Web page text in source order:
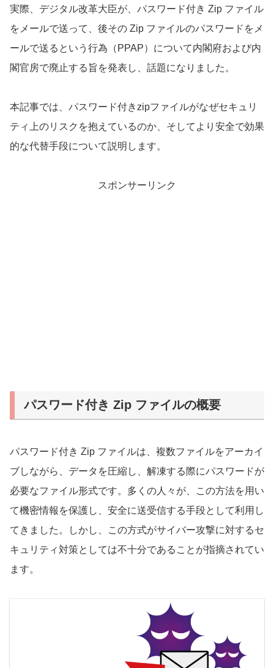
実際、デジタル改革大臣が、パスワード付き Zip ファイル
をメールで送って、後その Zip ファイルのパスワードをメ
ールで送るという行為（PPAP）について内閣府および内
閣官房で廃止する旨を発表し、話題になりました。
本記事では、パスワード付きzipファイルがなぜセキュリ
ティ上のリスクを抱えているのか、そしてより安全で効果
的な代替手段について説明します。
スポンサーリンク
パスワード付き Zip ファイルの概要
パスワード付き Zip ファイルは、複数ファイルをアーカイ
ブしながら、データを圧縮し、解凍する際にパスワードが
必要なファイル形式です。多くの人々が、この方法を用い
て機密情報を保護し、安全に送受信する手段として利用し
てきました。しかし、この方式がサイバー攻撃に対するセ
キュリティ対策としては不十分であることが指摘されてい
ます。